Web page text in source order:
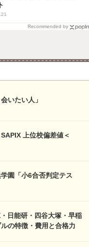
Recommended by
いたい人」
上位校偏差値＜
園「小6合否判定テス
日能研・四谷大塚・早稲
の特徴・費用と合格力